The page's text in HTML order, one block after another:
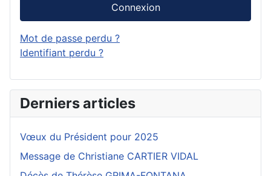
Connexion
Mot de passe perdu ?
Identifiant perdu ?
Derniers articles
Vœux du Président pour 2025
Message de Christiane CARTIER VIDAL